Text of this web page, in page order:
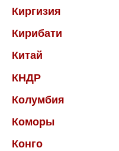
Киргизия
Кирибати
Китай
КНДР
Колумбия
Коморы
Конго